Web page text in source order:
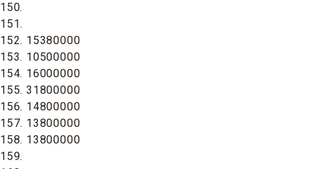
150.
151.
152. 15380000
153. 10500000
154. 16000000
155. 31800000
156. 14800000
157. 13800000
158. 13800000
159.